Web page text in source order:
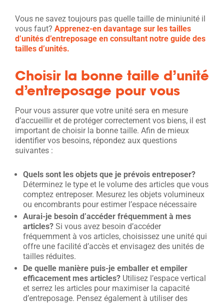
Vous ne savez toujours pas quelle taille de miniunité il
vous faut? Apprenez-en davantage sur les tailles
d’unités d’entreposage en consultant notre guide des
tailles d’unités.
Choisir la bonne taille d’unité
d’entreposage pour vous
Pour vous assurer que votre unité sera en mesure
d’accueillir et de protéger correctement vos biens, il est
important de choisir la bonne taille. Afin de mieux
identifier vos besoins, répondez aux questions
suivantes :
Quels sont les objets que je prévois entreposer?
Déterminez le type et le volume des articles que vous
comptez entreposer. Mesurez les objets volumineux
ou encombrants pour estimer l’espace nécessaire
Aurai-je besoin d’accéder fréquemment à mes
articles? Si vous avez besoin d’accéder
fréquemment à vos articles, choisissez une unité qui
offre une facilité d’accès et envisagez des unités de
tailles réduites.
De quelle manière puis-je emballer et empiler
efficacement mes articles? Utilisez l’espace vertical
et serrez les articles pour maximiser la capacité
d’entreposage. Pensez également à utiliser des